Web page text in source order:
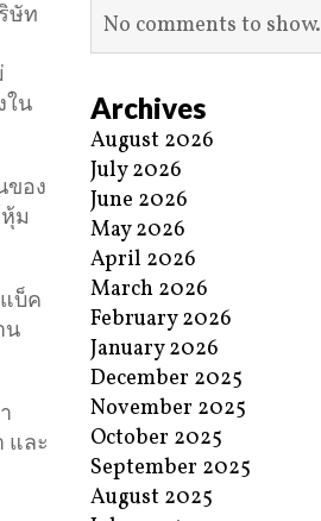
ษัท
ใน
ของ
ม
บ็ค
น
และ
No comments to show.
Archives
August 2026
July 2026
June 2026
May 2026
April 2026
March 2026
February 2026
January 2026
December 2025
November 2025
October 2025
September 2025
August 2025